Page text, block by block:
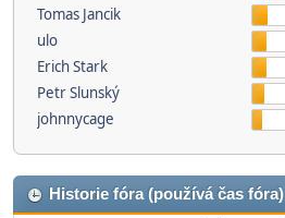
Tomas Jancik
ulo
Erich Stark
Petr Slunský
johnnycage
Historie fóra (používá čas fóra)